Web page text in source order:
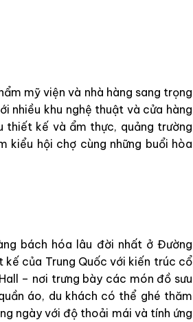
mỹ viện và nhà hàng sang trọng
nhiều khu nghệ thuật và cửa hàng
thiết kế và ẩm thực, quảng trường
kiểu hội chợ cùng những buổi hòa
bách hóa lâu đời nhất ở Đường
kế của Trung Quốc với kiến trúc cổ
– nơi trưng bày các món đồ sưu
áo, du khách có thể ghé thăm
ngày với độ thoải mái và tính ứng